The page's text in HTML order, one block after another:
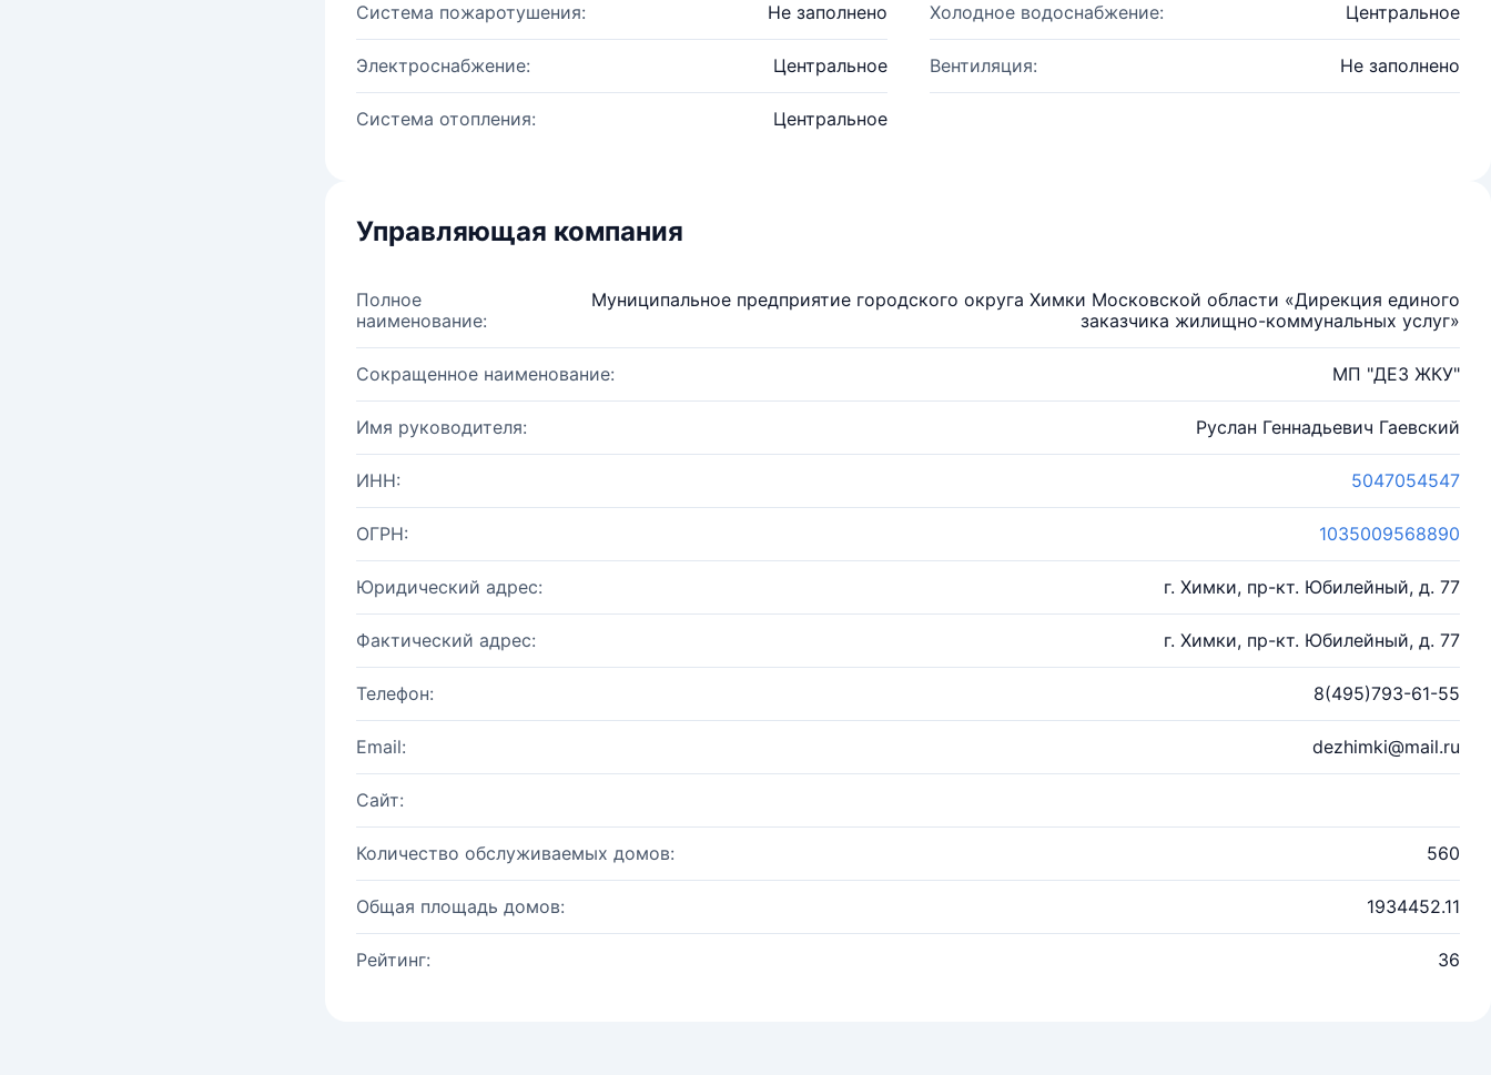
Система пожаротушения: Не заполнено Холодное водоснабжение: Центральное
Электроснабжение: Центральное Вентиляция: Не заполнено
Система отопления: Центральное
Управляющая компания
Полное
наименование:
Муниципальное предприятие городского округа Химки Московской области «Дирекция единого
заказчика жилищно-коммунальных услуг»
Сокращенное наименование: МП "ДЕЗ ЖКУ"
Имя руководителя: Руслан Геннадьевич Гаевский
ИНН: 5047054547
ОГРН: 1035009568890
Юридический адрес: г. Химки, пр-кт. Юбилейный, д. 77
Фактический адрес: г. Химки, пр-кт. Юбилейный, д. 77
Телефон: 8(495)793-61-55
Email: dezhimki@mail.ru
Сайт:
Количество обслуживаемых домов: 560
Общая площадь домов: 1934452.11
Рейтинг: 36